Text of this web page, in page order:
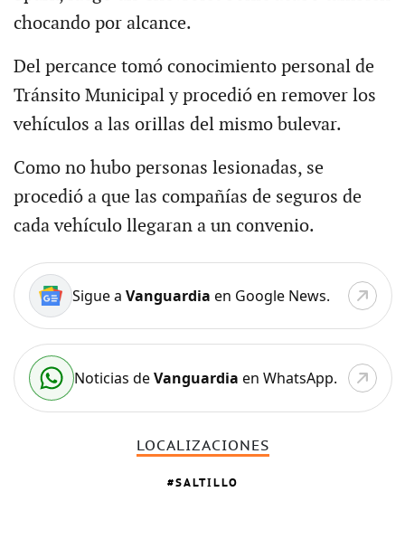
chocando por alcance.
Del percance tomó conocimiento personal de
Tránsito Municipal y procedió en remover los
vehículos a las orillas del mismo bulevar.
Como no hubo personas lesionadas, se
procedió a que las compañías de seguros de
cada vehículo llegaran a un convenio.
Sigue a Vanguardia en Google News.
Noticias deVanguardia en WhatsApp.
LOCALIZACIONES
SALTILLO